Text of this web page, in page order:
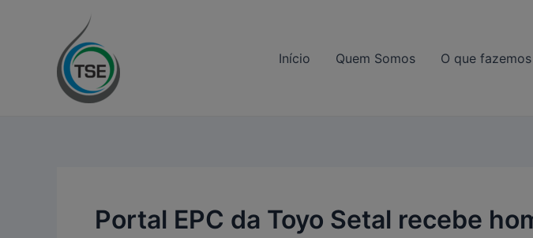
Início Quem Somos O que fazemos
Portal EPC da Toyo Setal recebe
Post